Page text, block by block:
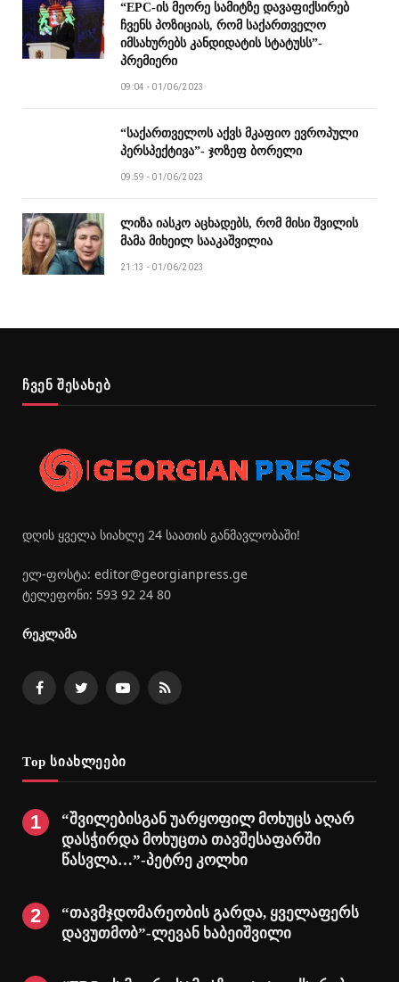
“EPC-ის მეორე სამიტზე დავაფიქსირებ
ჩვენს პოზიციას, რომ საქართველო
იმსახურებს კანდიდატის სტატუსს”-
პრემიერი
09:04 - 01/06/2023
“საქართველოს აქვს მკაფიო ევროპული
პერსპექტივა”- ჯოზეფ ბორელი
09:59 - 01/06/2023
ლიზა იასკო აცხადებს, რომ მისი შვილის
მამა მიხეილ სააკაშვილია
21:13 - 01/06/2023
ჩვენ შესახებ
დღის ყველა სიახლე 24 საათის განმავლობაში!
ელ-ფოსტა: editor@georgianpress.ge
ტელეფონი: 593 92 24 80
რეკლამა
FacebookTwitterYouTubeRSS
Top სიახლეები
“შვილებისგან უარყოფილ მოხუცს აღარ
დასჭირდა მოხუცთა თავშესაფარში
წასვლა…”-პეტრე კოლხი
“თავმჯდომარეობის გარდა, ყველაფერს
დავუთმობ”-ლევან ხაბეიშვილი